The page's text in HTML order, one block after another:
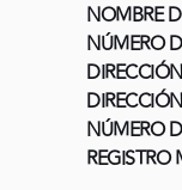
NOMBRE
NÚMERO
NÚMERO